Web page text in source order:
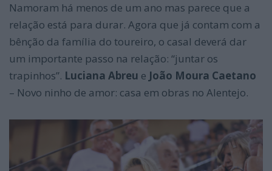
Namoram há menos de um ano mas parece que a
relação está para durar. Agora que já contam com a
bênção da família do toureiro, o casal deverá dar
um importante passo na relação: “juntar os
trapinhos”. Luciana Abreu e João Moura Caetano
– Novo ninho de amor: casa em obras no Alentejo.